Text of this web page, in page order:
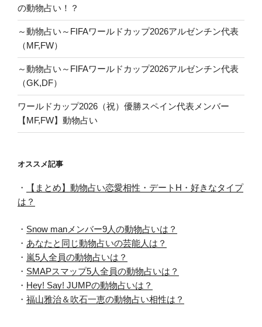
の動物占い！？
～動物占い～FIFAワールドカップ2026アルゼンチン代表
（MF,FW）
～動物占い～FIFAワールドカップ2026アルゼンチン代表
（GK,DF）
ワールドカップ2026（祝）優勝スペイン代表メンバー
【MF,FW】動物占い
オススメ記事
・
【まとめ】動物占い恋愛相性・デートH・好きなタイプ
は？
・ Snow manメンバー9人の動物占いは？
・ あなたと同じ動物占いの芸能人は？
・ 嵐5人全員の動物占いは？
・ SMAPスマップ5人全員の動物占いは？
・ Hey! Say! JUMPの動物占いは？
・ 福山雅治＆吹石一恵の動物占い相性は？